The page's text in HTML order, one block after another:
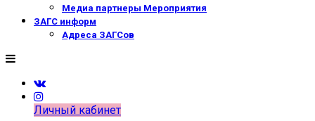
Медиа партнеры Мероприятия
ЗАГС информ
Адреса ЗАГСов
Личный кабинет